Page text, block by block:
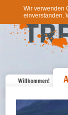
Wir verwenden
einverstanden.